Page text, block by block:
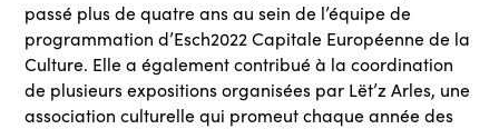
passé plus de quatre ans au sein de l’équipe de
programmation d’Esch2022 Capitale Européenne de la
Culture. Elle a également contribué à la coordination
de plusieurs expositions organisées par Lët’z Arles, une
association culturelle qui promeut chaque année des